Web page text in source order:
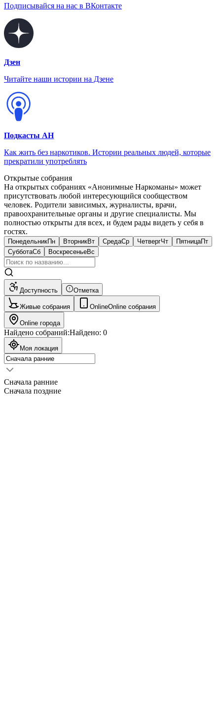
Подписывайся на нас в ВКонтакте
Дзен
Читайте наши истории на Дзене
Подкасты АН
Как жить без наркотиков. Истории реальных людей, которые
прекратили употреблять
Открытые собрания
На открытых собраниях «Анонимные Наркоманы» может
присутствовать любой интересующийся сообществом
человек. Родители зависимых, журналисты, врачи,
правоохранительные органы и другие специалисты. Мы
полностью открыты для всех, и будем рады видеть у себя в
гостях.
ПонедельникПн ВторникВт СредаСр ЧетвергЧт ПятницаПт
СубботаСб ВоскресеньеВс
Доступность Отметка
Живые собрания OnlineOnline собрания
Online города
Найдено собраний:Найдено: 0
Моя локация
Сначала ранние
Сначала поздние